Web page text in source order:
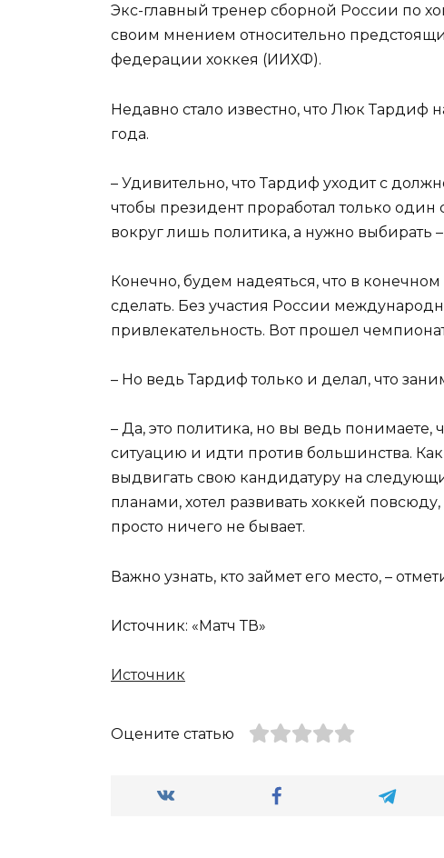
Экс-главный тренер сборной России по
своим мнением относительно
федерации хоккея (ИИХФ).
Недавно стало известно, что Люк Тардиф
года.
– Удивительно, что Тардиф уходит с
чтобы президент проработал только один
вокруг лишь политика, а нужно выбирать
Конечно, будем надеяться, что в конечном
сделать. Без участия России
привлекательность. Вот прошел
– Но ведь Тардиф только и делал, что
– Да, это политика, но вы ведь
ситуацию и идти против большинства.
выдвигать свою кандидатуру на
планами, хотел развивать хоккей
просто ничего не бывает.
Важно узнать, кто займет его место, –
Источник: «Матч ТВ»
Источник
Оцените статью